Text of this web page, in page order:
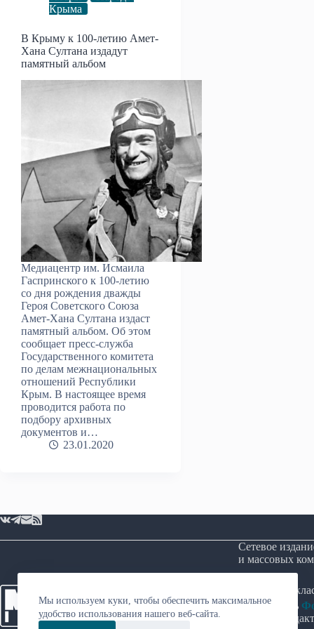
Мы используем куки, чтобы обеспечить максимальное
удобство использования нашего веб-сайта.
Крыма
В Крыму к 100-летию Амет-
Хана Султана издадут
памятный альбом
Медиацентр им. Исмаила
Гаспринского к 100-летию
со дня рождения дважды
Героя Советского Союза
Амет-Хана Султана издаст
памятный альбом. Об этом
сообщает пресс-служба
Государственного комитета
по делам межнациональных
отношений Республики
Крым. В настоящее время
проводится работа по
подбору архивных
документов и…
23.01.2020
Сетевое
и массовых
Возрастная
Учредитель
Главный